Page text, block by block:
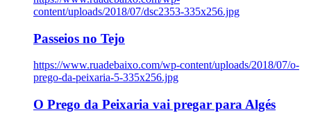
content/uploads/2018/07/dsc2353-335x256.jpg
Passeios no Tejo
https://www.ruadebaixo.com/wp-content/uploads/2018/07/o-
prego-da-peixaria-5-335x256.jpg
O Prego da Peixaria vai pregar para Algés